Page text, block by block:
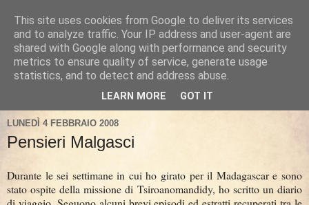
LUNEDÌ 4 FEBBRAIO 2008
Pensieri Malgasci
Durante le sei settimane in cui ho girato per il Madagascar e sono
stato ospite della missione di Tsiroanomandidy, ho scritto un diario
This site uses cookies from Google to deliver its services
and to analyze traffic. Your IP address and user-agent are
shared with Google along with performance and security
metrics to ensure quality of service, generate usage
statistics, and to detect and address abuse.
LEARN MORE GOT IT